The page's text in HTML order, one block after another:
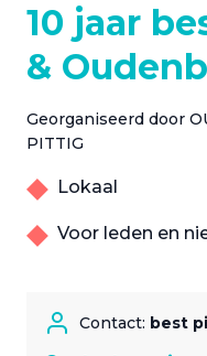
10 jaar
&
Georganiseerd door
PITTIG
Lokaal
Voor leden en
Contact: best